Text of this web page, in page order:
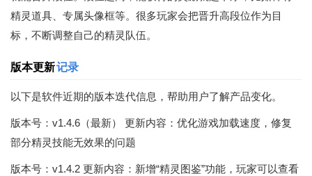
精灵道具、专属头像框等。很多玩家会把晋升高段位作为目
标，不断调整自己的精灵队伍。
版本更新记录
以下是软件近期的版本迭代信息，帮助用户了解产品变化。
版本号：v1.4.6（最新） 更新内容：优化游戏加载速度，修复
部分精灵技能无效果的问题
版本号：v1.4.2 更新内容：新增“精灵图鉴”功能，玩家可以查看